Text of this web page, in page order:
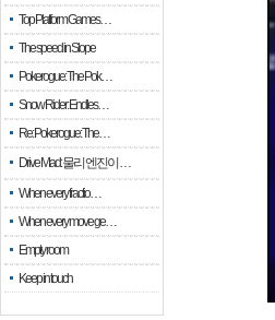
Top Platform Games…
The speed in Slope
Pokerogue: The Pok…
Snow Rider: Endles…
Re: Pokerogue: The…
Drive Mad: 물리 엔진이 …
When every fractio…
When every move ge…
Empty room
Keep in touch